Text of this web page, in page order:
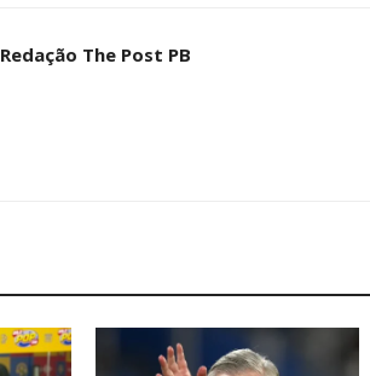
Redação The Post PB